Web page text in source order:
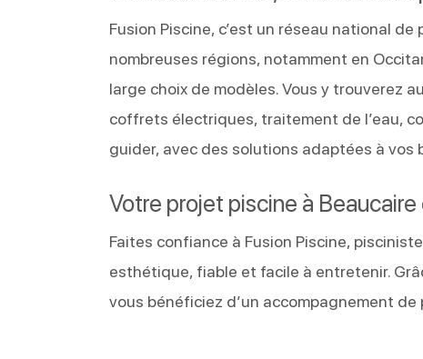
Fusion Piscine, c’est un réseau national
nombreuses régions, notamment en
large choix de modèles. Vous y trouverez
coffrets électriques, traitement de l’eau,
guider, avec des solutions adaptées à vos
Votre projet piscine à
Faites confiance à Fusion Piscine,
esthétique, fiable et facile à entretenir.
vous bénéficiez d’un accompagnement